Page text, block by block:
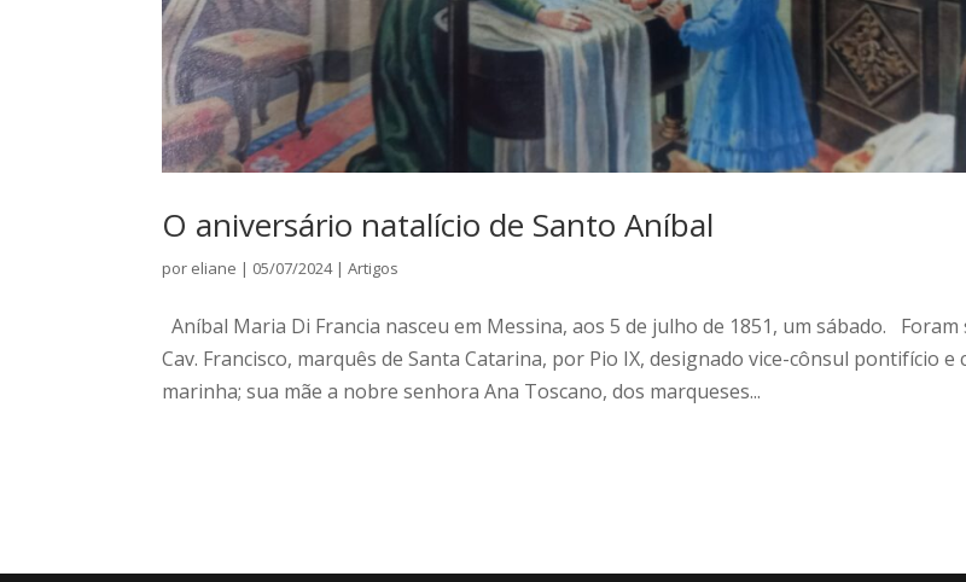
O aniversário natalício de Santo Aníbal
por eliane | 05/07/2024|Artigos
Aníbal Maria Di Francia nasceu em Messina, aos 5 de julho de 1851, um sábado. Foram
Cav. Francisco, marquês de Santa Catarina, por Pio IX, designado vice-cônsul pontifício e
marinha; sua mãe a nobre senhora Ana Toscano, dos marqueses...